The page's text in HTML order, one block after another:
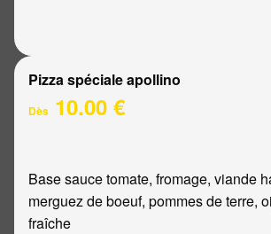
Pizza spéciale apollino
Dès 10.00 €
Base sauce tomate, fromage, viande
merguez de boeuf, pommes de terre,
fraîche